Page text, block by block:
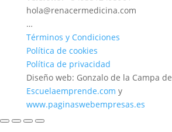
hola@renacermedicina.com
…
Términos y Condiciones
Política de cookies
Política de privacidad
Diseño web: Gonzalo de la Campa de
Escuelaemprende.com y
www.paginaswebempresas.es